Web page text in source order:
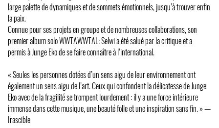
large palette de dynamiques et de sommets émotionnels, jusqu’à trouver enfin
la paix.
Connue pour ses projets en groupe et de nombreuses collaborations, son
premier album solo WWTAWWTAL: Selwi a été salué par la critique et a
permis à Junge Eko de se faire connaître à l’international.
« Seules les personnes dotées d’un sens aigu de leur environnement ont
également un sens aigu de l’art. Ceux qui confondent la délicatesse de Junge
Eko avec de la fragilité se trompent lourdement : il y a une force intérieure
immense dans cette musique, une beauté folle et une inspiration sans fin. » —
Irascible